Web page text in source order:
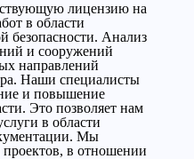
лицензию на
в области
безопасности. Анализ
и сооружений
направлений
Наши специалисты
и повышение
Это позволяет нам
в области
Мы
в отношении